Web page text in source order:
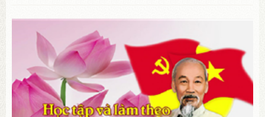
đức, không ngừng học tập vươn lên để xứng đáng là người chủ
tương lai của nước nhà.